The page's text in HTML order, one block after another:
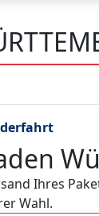
Ihres
Wahl.